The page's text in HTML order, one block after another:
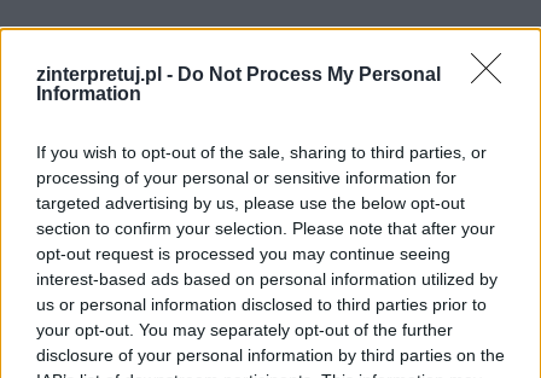
zinterpretuj.pl - Do Not Process My Personal
Information
If you wish to opt-out of the sale, sharing to third parties, or
processing of your personal or sensitive information for
targeted advertising by us, please use the below opt-out
section to confirm your selection. Please note that after your
opt-out request is processed you may continue seeing
interest-based ads based on personal information utilized by
us or personal information disclosed to third parties prior to
your opt-out. You may separately opt-out of the further
disclosure of your personal information by third parties on the
To doprowadza do katastrofalnego ciągu
przyczynowo-skutkowego, który ostatecznie
doprowadza do śmierci dwójki głównych